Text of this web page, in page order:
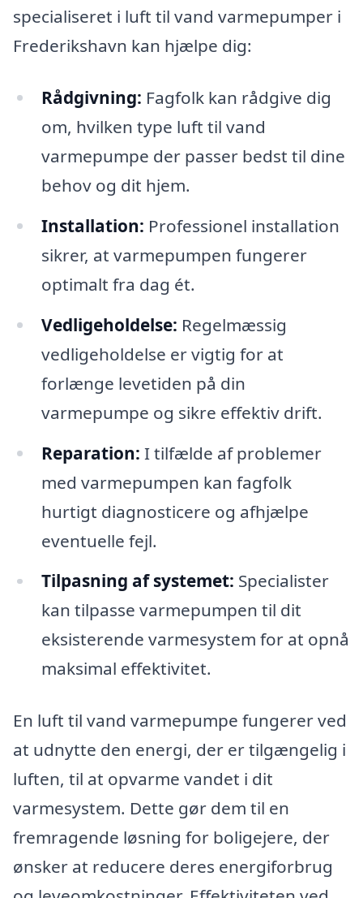
specialiseret i luft til vand varmepumper i
Frederikshavn kan hjælpe dig:
Rådgivning: Fagfolk kan rådgive dig
om, hvilken type luft til vand
varmepumpe der passer bedst til dine
behov og dit hjem.
Installation: Professionel installation
sikrer, at varmepumpen fungerer
optimalt fra dag ét.
Vedligeholdelse: Regelmæssig
vedligeholdelse er vigtig for at
forlænge levetiden på din
varmepumpe og sikre effektiv drift.
Reparation: I tilfælde af problemer
med varmepumpen kan fagfolk
hurtigt diagnosticere og afhjælpe
eventuelle fejl.
Tilpasning af systemet: Specialister
kan tilpasse varmepumpen til dit
eksisterende varmesystem for at opnå
maksimal effektivitet.
En luft til vand varmepumpe fungerer ved
at udnytte den energi, der er tilgængelig i
luften, til at opvarme vandet i dit
varmesystem. Dette gør dem til en
fremragende løsning for boligejere, der
ønsker at reducere deres energiforbrug